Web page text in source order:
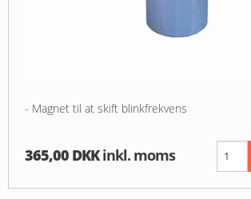
- Magnet til at skift blinkfrekvens
365,00 DKK inkl. moms